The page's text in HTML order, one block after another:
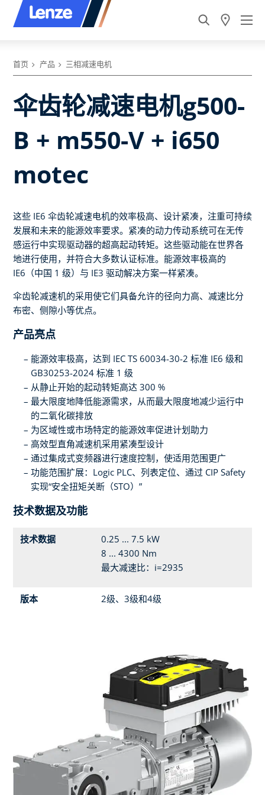
首页 产品 三相减速电机
伞齿轮减速电机g500-
B + m550-V + i650
motec
这些 IE6 伞齿轮减速电机的效率极高、设计紧凑，注重可持续
发展和未来的能源效率要求。紧凑的动力传动系统可在无传
感运行中实现驱动器的超高起动转矩。这些驱动能在世界各
地进行使用，并符合大多数认证标准。能源效率极高的
IE6（中国 1 级）与 IE3 驱动解决方案一样紧凑。
伞齿轮减速机的采用使它们具备允许的径向力高、减速比分
布密、侧隙小等优点。
产品亮点
能源效率极高，达到 IEC TS 60034-30-2 标准 IE6 级和
GB30253-2024 标准 1 级
从静止开始的起动转矩高达 300 %
最大限度地降低能源需求，从而最大限度地减少运行中
的二氧化碳排放
为区域性或市场特定的能源效率促进计划助力
高效型直角减速机采用紧凑型设计
通过集成式变频器进行速度控制，使适用范围更广
功能范围扩展：Logic PLC、列表定位、通过 CIP Safety
实现“安全扭矩关断（STO）”
技术数据及功能
技术数据
0.25 ... 7.5 kW
8 ... 4300 Nm
最大减速比：i=2935
版本 2级、3级和4级